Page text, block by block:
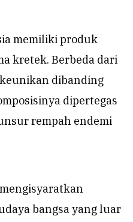
memiliki produk
kretek. Berbeda dari
dibanding
dipertegas
rempah endemi
bangsa yang luar